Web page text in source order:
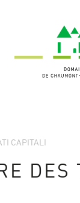
CAPITALI
DES